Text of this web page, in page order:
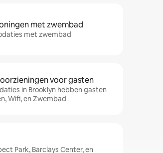
met zwembad
met zwembad
voor gasten
in Brooklyn hebben gasten
Wifi, en Zwembad
Park, Barclays Center, en